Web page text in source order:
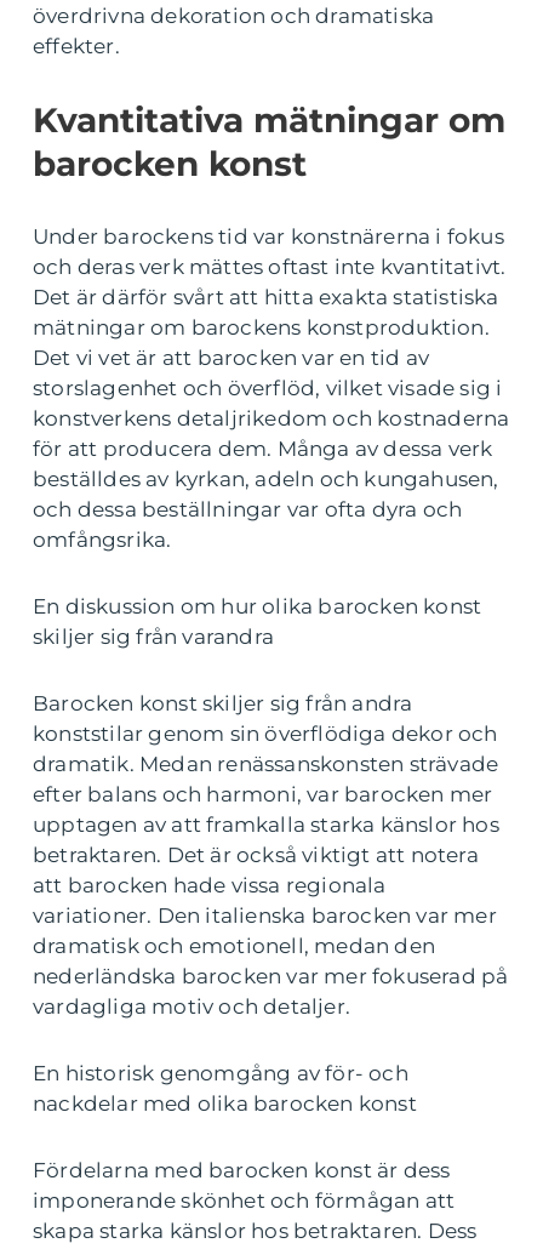
överdrivna dekoration och dramatiska
effekter.
Kvantitativa mätningar om
barocken konst
Under barockens tid var konstnärerna i fokus
och deras verk mättes oftast inte kvantitativt.
Det är därför svårt att hitta exakta statistiska
mätningar om barockens konstproduktion.
Det vi vet är att barocken var en tid av
storslagenhet och överflöd, vilket visade sig i
konstverkens detaljrikedom och kostnaderna
för att producera dem. Många av dessa verk
beställdes av kyrkan, adeln och kungahusen,
och dessa beställningar var ofta dyra och
omfångsrika.
En diskussion om hur olika barocken konst
skiljer sig från varandra
Barocken konst skiljer sig från andra
konststilar genom sin överflödiga dekor och
dramatik. Medan renässanskonsten strävade
efter balans och harmoni, var barocken mer
upptagen av att framkalla starka känslor hos
betraktaren. Det är också viktigt att notera
att barocken hade vissa regionala
variationer. Den italienska barocken var mer
dramatisk och emotionell, medan den
nederländska barocken var mer fokuserad på
vardagliga motiv och detaljer.
En historisk genomgång av för- och
nackdelar med olika barocken konst
Fördelarna med barocken konst är dess
imponerande skönhet och förmågan att
skapa starka känslor hos betraktaren. Dess